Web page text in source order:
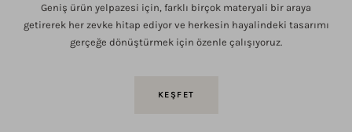
Geniş ürün yelpazesi için, farklı birçok materyali bir araya
getirerek her zevke hitap ediyor ve herkesin hayalindeki tasarımı
gerçeğe dönüştürmek için özenle çalışıyoruz.
KEŞFET